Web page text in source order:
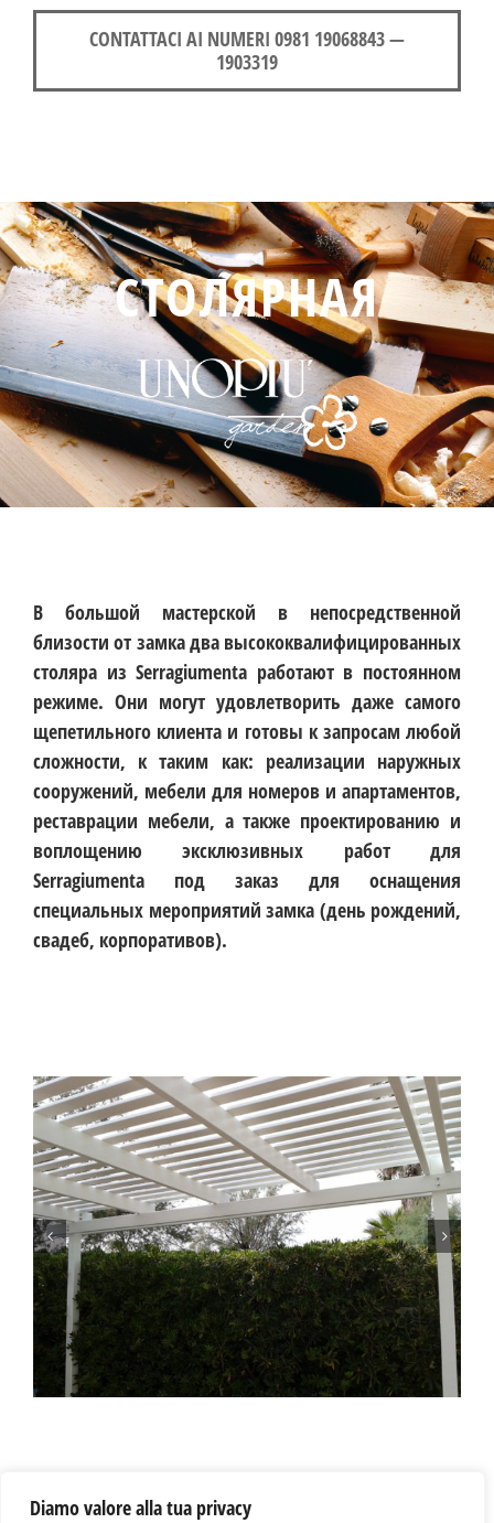
Diamo valore alla tua privacy
CONTATTACI AI NUMERI 0981 19068843 —
1903319
СТОЛЯРНАЯ
В большой мастерской в непосредственной
близости от замка два высококвалифицированных
столяра из Serragiumenta работают в постоянном
режиме. Они могут удовлетворить даже самого
щепетильного клиента и готовы к запросам любой
сложности, к таким как: реализации наружных
сооружений, мебели для номеров и апартаментов,
реставрации мебели, а также проектированию и
воплощению эксклюзивных работ для
Serragiumenta под заказ для оснащения
специальных мероприятий замка (день рождений,
свадеб, корпоративов).